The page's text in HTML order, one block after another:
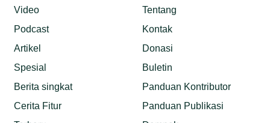
Video
Podcast
Artikel
Spesial
Berita singkat
Cerita Fitur
Tentang
Kontak
Donasi
Buletin
Panduan Kontributor
Panduan Publikasi